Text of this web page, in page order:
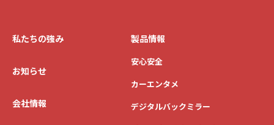
私たちの強み
お知らせ
会社情報
製品情報
安心安全
カーエンタメ
デジタルバックミラー